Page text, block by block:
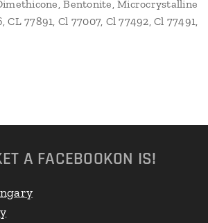
Bentonite, Microcrystalline
CL 77891, Cl 77007, Cl 77492, Cl 77491,
A FACEBOOKON IS!